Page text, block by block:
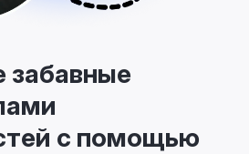
забавные
с помощью